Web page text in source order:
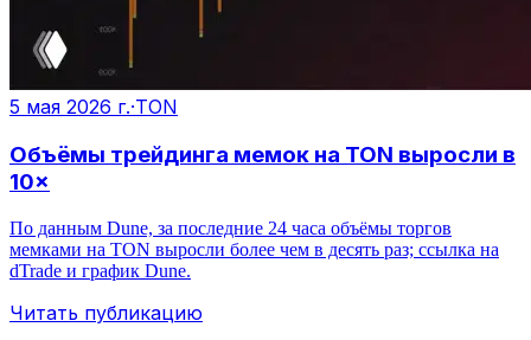
5 мая 2026 г.·TON
Объёмы трейдинга мемок на TON выросли в
10×
По данным Dune, за последние 24 часа объёмы торгов
мемками на TON выросли более чем в десять раз; ссылка на
dTrade и график Dune.
Читать публикацию